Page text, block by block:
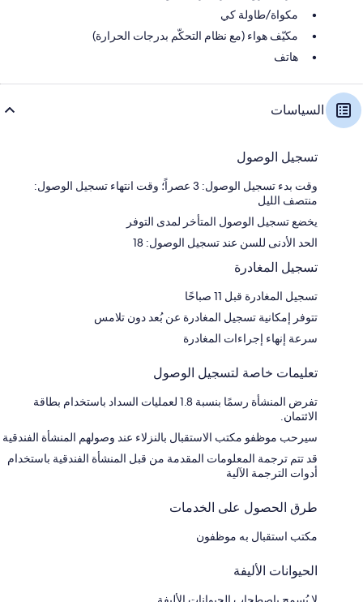
مكواة/طاولة كي
مكيّف هواء (مع نظام التحكّم بدرجات الحرارة)
هاتف
السياسات
تسجيل الوصول
وقت بدء تسجيل الوصول: 3 عصراً؛ وقت انتهاء تسجيل الوصول:
منتصف الليل
يخضع تسجيل الوصول المتأخر لمدى التوفر
الحد الأدنى للسن عند تسجيل الوصول: 18
تسجيل المغادرة
تسجيل المغادرة قبل 11 صباحًا
تتوفر إمكانية تسجيل المغادرة عن بُعد دون تلامس
سرعة إنهاء إجراءات المغادرة
تعليمات خاصة لتسجيل الوصول
تفرض المنشأة رسمًا بنسبة 1.8 لعمليات السداد باستخدام بطاقة
الائتمان.
سيرحب موظفو مكتب الاستقبال بالنزلاء عند وصولهم المنشأة الفندقية
قد تتم ترجمة المعلومات المقدمة من قبل المنشأة الفندقية باستخدام
أدوات الترجمة الآلية
طرق الحصول على الخدمات
مكتب استقبال به موظفون
الحيوانات الأليفة